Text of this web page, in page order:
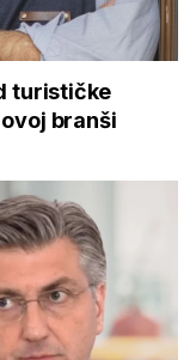
turističke
branši